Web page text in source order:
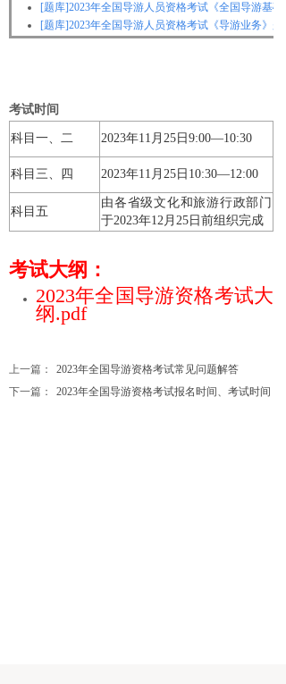
[题库]2023年全国导游人员资格考试《全国导游基
[题库]2023年全国导游人员资格考试《导游业务》
考试时间
科目一、二 2023年11月25日9:00—10:30
科目三、四 2023年11月25日10:30—12:00
科目五
由各省级文化和旅游行政部门
于2023年12月25日前组织完成
考试大纲：
2023年全国导游资格考试大
纲.pdf
上一篇：
2023年全国导游资格考试常见问题解答
下一篇：
2023年全国导游资格考试报名时间、考试时间